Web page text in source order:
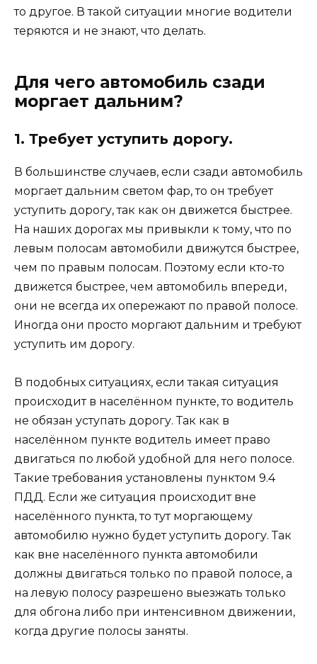
то другое. В такой ситуации многие водители
теряются и не знают, что делать.
Для чего автомобиль сзади
моргает дальним?
1. Требует уступить дорогу.
В большинстве случаев, если сзади автомобиль
моргает дальним светом фар, то он требует
уступить дорогу, так как он движется быстрее.
На наших дорогах мы привыкли к тому, что по
левым полосам автомобили движутся быстрее,
чем по правым полосам. Поэтому если кто-то
движется быстрее, чем автомобиль впереди,
они не всегда их опережают по правой полосе.
Иногда они просто моргают дальним и требуют
уступить им дорогу.
В подобных ситуациях, если такая ситуация
происходит в населённом пункте, то водитель
не обязан уступать дорогу. Так как в
населённом пункте водитель имеет право
двигаться по любой удобной для него полосе.
Такие требования установлены пунктом 9.4
ПДД. Если же ситуация происходит вне
населённого пункта, то тут моргающему
автомобилю нужно будет уступить дорогу. Так
как вне населённого пункта автомобили
должны двигаться только по правой полосе, а
на левую полосу разрешено выезжать только
для обгона либо при интенсивном движении,
когда другие полосы заняты.